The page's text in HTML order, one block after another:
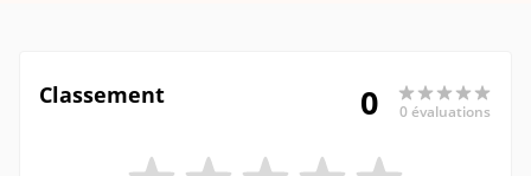
Classement 0 0 évaluations